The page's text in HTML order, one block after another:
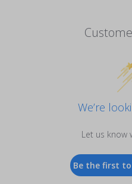
We’re
Let us know
Be the first